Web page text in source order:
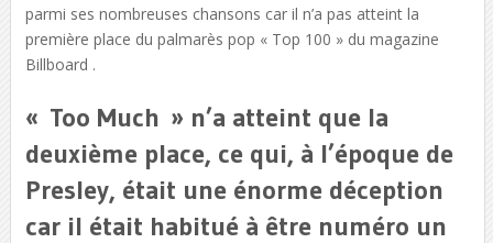
parmi ses nombreuses chansons car il n’a pas atteint la
première place du palmarès pop « Top 100 » du magazine
Billboard .
« Too Much » n’a atteint que la
deuxième place, ce qui, à l’époque de
Presley, était une énorme déception
car il était habitué à être numéro un